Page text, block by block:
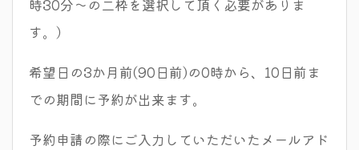
時30分～の二枠を選択して頂く必要がありま
す。）
希望日の3か月前(90日前)の0時から、10日前ま
での期間に予約が出来ます。
予約申請の際にご入力していただいたメールアド